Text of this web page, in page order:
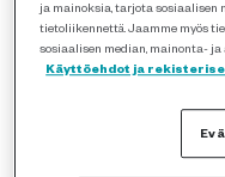
ja mainoksia, tarjota sosiaalisen
tietoliikennettä. Jaamme myös
sosiaalisen median, mainonta-
Käyttöehdot ja